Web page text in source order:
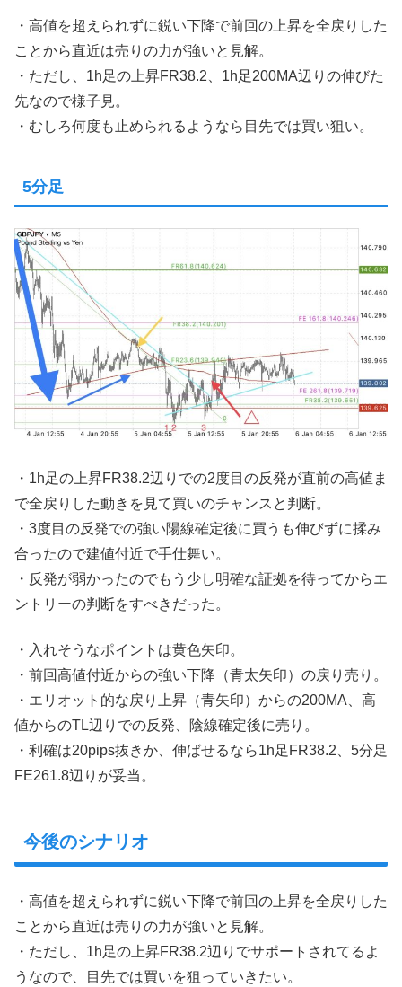
・高値を超えられずに鋭い下降で前回の上昇を全戻りした
ことから直近は売りの力が強いと見解。
・ただし、1h足の上昇FR38.2、1h足200MA辺りの伸びた
先なので様子見。
・むしろ何度も止められるようなら目先では買い狙い。
5分足
・1h足の上昇FR38.2辺りでの2度目の反発が直前の高値ま
で全戻りした動きを見て買いのチャンスと判断。
・3度目の反発での強い陽線確定後に買うも伸びずに揉み
合ったので建値付近で手仕舞い。
・反発が弱かったのでもう少し明確な証拠を待ってからエ
ントリーの判断をすべきだった。
・入れそうなポイントは黄色矢印。
・前回高値付近からの強い下降（青太矢印）の戻り売り。
・エリオット的な戻り上昇（青矢印）からの200MA、高
値からのTL辺りでの反発、陰線確定後に売り。
・利確は20pips抜きか、伸ばせるなら1h足FR38.2、5分足
FE261.8辺りが妥当。
今後のシナリオ
・高値を超えられずに鋭い下降で前回の上昇を全戻りした
ことから直近は売りの力が強いと見解。
・ただし、1h足の上昇FR38.2辺りでサポートされてるよ
うなので、目先では買いを狙っていきたい。